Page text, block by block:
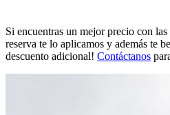
Si encuentras un mejor precio con
reserva te lo aplicamos y además te
descuento adicional! Contáctanos